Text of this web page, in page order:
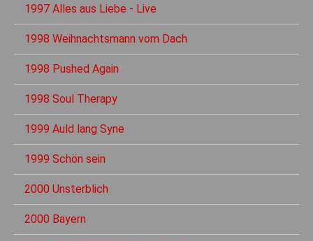
1997 Alles aus Liebe - Live
1998 Weihnachtsmann vom Dach
1998 Pushed Again
1998 Soul Therapy
1999 Auld lang Syne
1999 Schön sein
2000 Unsterblich
2000 Bayern